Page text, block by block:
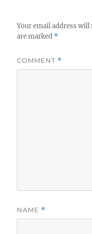
Your email address will
are marked *
COMMENT *
NAME *